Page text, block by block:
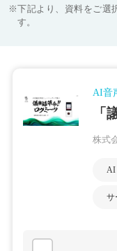
※下記より、資料をご選
す。
AI音
「
株式
AI
サ